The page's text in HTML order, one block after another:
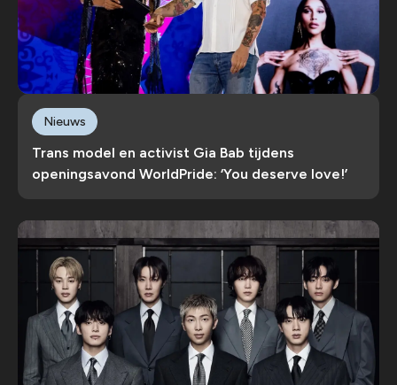
Trans model en activist Gia Bab tijdens
openingsavond WorldPride: ‘You deserve love!’
Nieuws